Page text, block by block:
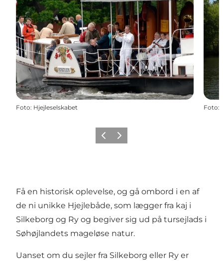
Foto: Hjejleselskabet Foto:
ForrigeNæste
Få en historisk oplevelse, og gå ombord i en af
de ni unikke Hjejlebåde, som lægger fra kaj i
Silkeborg og Ry og begiver sig ud på tursejlads i
Søhøjlandets mageløse natur.
Uanset om du sejler fra Silkeborg eller Ry er